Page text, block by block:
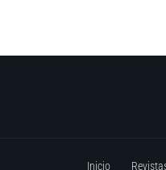
Inicio